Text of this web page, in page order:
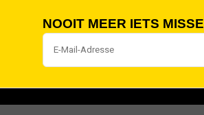
NOOIT MEER IETS